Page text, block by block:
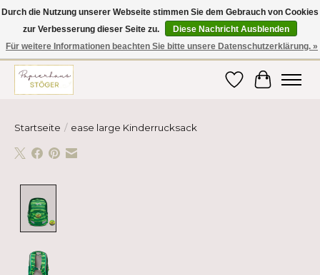
Hier finden Sie hochwertige Produkte im Bereich Schule, Büro, Papier,
Schreiben und vieles mehr! Erhalten Sie Ihre Bestellung bequem nach
Hause oder ins Büro geliefert!
Wunschzettel
Ihr
Startseite / ease large Kinderrucksack
Durch die Nutzung unserer Webseite stimmen Sie dem Gebrauch von Cookies
zur Verbesserung dieser Seite zu.
Diese Nachricht Ausblenden
Für weitere Informationen beachten Sie bitte unsere Datenschutzerklärung. »